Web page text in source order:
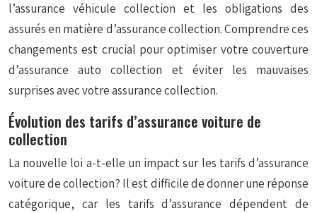
l’assurance véhicule collection et les obligations des
assurés en matière d’assurance collection. Comprendre ces
changements est crucial pour optimiser votre couverture
d’assurance auto collection et éviter les mauvaises
surprises avec votre assurance collection.
Évolution des tarifs d’assurance voiture de
collection
La nouvelle loi a-t-elle un impact sur les tarifs d’assurance
voiture de collection? Il est difficile de donner une réponse
catégorique, car les tarifs d’assurance dépendent de